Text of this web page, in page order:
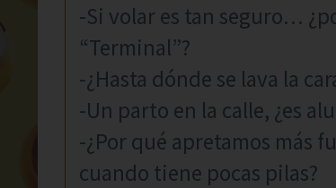
-Si volar es tan seguro…
“Terminal”?
-¿Hasta dónde se lava la
-Un parto en la calle, ¿es
-¿Por qué apretamos más
cuando tiene pocas pilas?